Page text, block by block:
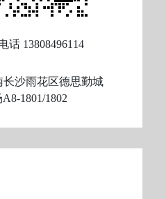
话 13808496114
长沙雨花区德思勤城
1801/1802